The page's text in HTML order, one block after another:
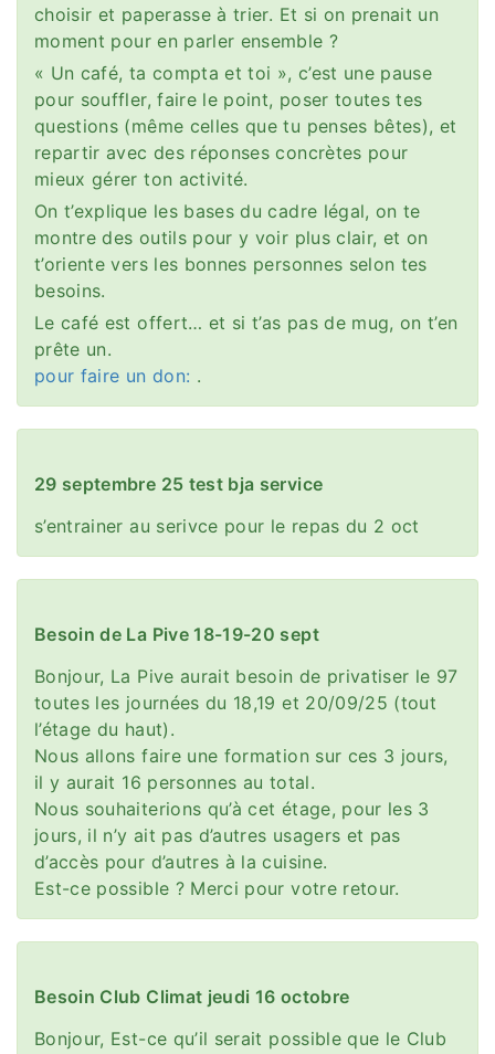
choisir et paperasse à trier. Et si on prenait un
moment pour en parler ensemble ?
« Un café, ta compta et toi », c’est une pause
pour souffler, faire le point, poser toutes tes
questions (même celles que tu penses bêtes), et
repartir avec des réponses concrètes pour
mieux gérer ton activité.
On t’explique les bases du cadre légal, on te
montre des outils pour y voir plus clair, et on
t’oriente vers les bonnes personnes selon tes
besoins.
Le café est offert… et si t’as pas de mug, on t’en
prête un.
pour faire un don: .
29 septembre 25 test bja service
s’entrainer au serivce pour le repas du 2 oct
Besoin de La Pive 18-19-20 sept
Bonjour, La Pive aurait besoin de privatiser le 97
toutes les journées du 18,19 et 20/09/25 (tout
l’étage du haut).
Nous allons faire une formation sur ces 3 jours,
il y aurait 16 personnes au total.
Nous souhaiterions qu’à cet étage, pour les 3
jours, il n’y ait pas d’autres usagers et pas
d’accès pour d’autres à la cuisine.
Est-ce possible ? Merci pour votre retour.
Besoin Club Climat jeudi 16 octobre
Bonjour, Est-ce qu’il serait possible que le Club